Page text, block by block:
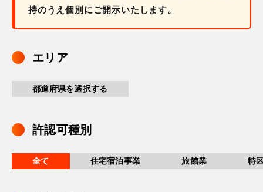
持のうえ個別にご開示いたします。
エリア
都道府県を選択する
許認可種別
全て 住宅宿泊事業 旅館業 特